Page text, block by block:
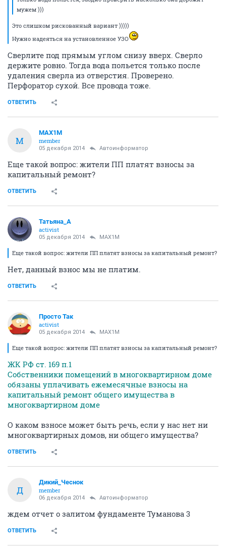
мужем )))
Это слишком рискованный вариант )))))
Нужно надеяться на установленное УЗО
Сверлите под прямым углом снизу вверх. Сверло
держите ровно. Тогда вода польется только после
удаления сверла из отверстия. Проверено.
Перфоратор сухой. Все провода тоже.
ОТВЕТИТЬ
M
MAX1M
member
05 декабря 2014 Автоинформатор
Еще такой вопрос: жители ПП платят взносы за
капитальный ремонт?
ОТВЕТИТЬ
Татьяна_А
activist
05 декабря 2014 MAX1M
Еще такой вопрос: жители ПП платят взносы за капитальный ремонт?
Нет, данный взнос мы не платим.
ОТВЕТИТЬ
Просто Так
activist
05 декабря 2014 MAX1M
Еще такой вопрос: жители ПП платят взносы за капитальный ремонт?
ЖК РФ ст. 169 п.1
Собственники помещений в многоквартирном доме
обязаны уплачивать ежемесячные взносы на
капитальный ремонт общего имущества в
многоквартирном доме
О каком взносе может быть речь, если у нас нет ни
многоквартирных домов, ни общего имущества?
ОТВЕТИТЬ
Д
Дикий_Чеснок
member
06 декабря 2014 Автоинформатор
ждем отчет о залитом фундаменте Туманова 3
ОТВЕТИТЬ